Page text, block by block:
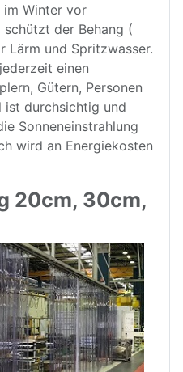
im Winter vor
schützt der Behang (
Lärm und Spritzwasser.
einen
Gütern, Personen
ist durchsichtig und
Sonneneinstrahlung
wird an Energiekosten
20cm, 30cm,